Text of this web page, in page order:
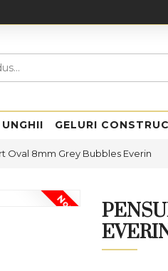
GELURI
Oval 8mm Grey Bubbles Everin
Nou